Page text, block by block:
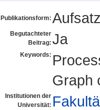
Publikationsform:
Begutachteter
Beitrag: Ja
Keywords:
Graph
Institutionen der
Universität: